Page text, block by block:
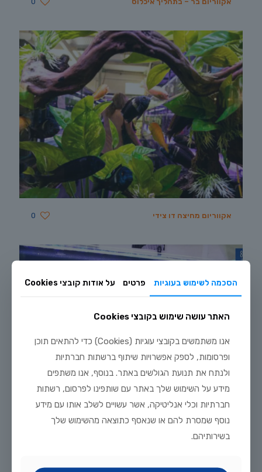
אקווריום מחיצה דו צידי 0
הסכמה לשימוש בעוגיות פרטים על אודות קובצי Cookies
האתר עושה שימוש בקובצי Cookies
אנו משתמשים בקובצי עוגיות (Cookies) כדי להתאים תוכן
ופרסומות, לספק אפשרויות שיתוף ברשתות חברתיות
ולנתח את תנועת הגולשים באתר. בנוסף, אנו משתפים
מידע על השימוש שלך באתר עם שותפינו לפרסום, רשתות
חברתיות וכלי אנליטיקה, אשר עשויים לשלב אותו עם מידע
נוסף שמסרת להם או שנאסף כתוצאה מהשימוש שלך
בשירותיהם.